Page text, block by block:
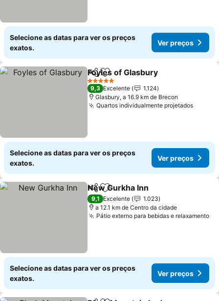
Selecione as datas para ver os preços
exatos.
Ver preços
PartilharAdicionar aos favoritos
Foyles of Glasbury
5 Estrelas
9,3 Excelente
1.124
Glasbury, a 16.9 km de Brecon
Quartos individualmente projetados
Selecione as datas para ver os preços
exatos.
Ver preços
PartilharAdicionar aos favoritos
New Gurkha Inn
9,1 Excelente
1.023
a 12.1 km de Centro da cidade
Pátio externo para bebidas e relaxamento
Selecione as datas para ver os preços
exatos.
Ver preços